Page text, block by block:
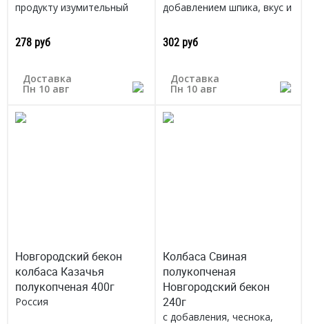
продукту изумительный
кислинкой.
Россия
278 руб
Доставка
Пн 10 авг
добавлением шпика, вкус и
копченой колбасы.
Россия
302 руб
Доставка
Пн 10 авг
Новгородский бекон
колбаса Казачья
полукопченая 400г
Россия
Колбаса Свиная
полукопченая
Новгородский бекон
240г
с добавления, чеснока,